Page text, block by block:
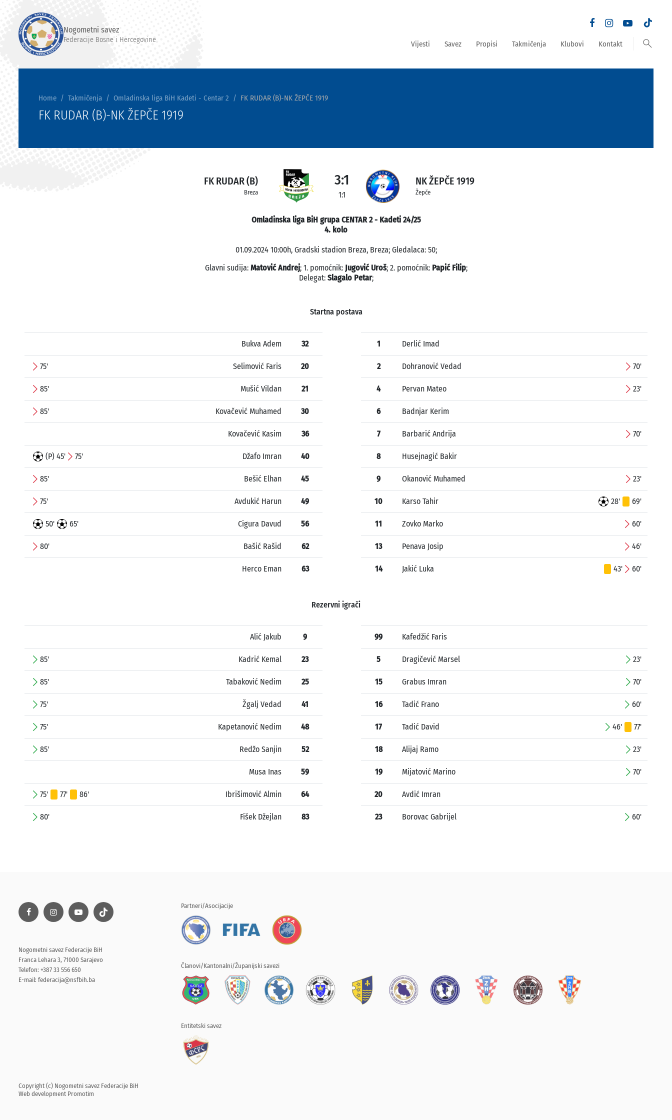
Nogometni savez
Federacije Bosne i Hercegovine Vijesti Savez Propisi Takmičenja Klubovi Kontakt search
Home Takmičenja Omladinska liga BiH Kadeti - Centar 2 FK RUDAR (B)-NK ŽEPČE 1919
FK RUDAR (B)-NK ŽEPČE 1919
FK RUDAR (B)
Breza
3:1
1:1
NK ŽEPČE 1919
Žepče
Omladinska liga BiH grupa CENTAR 2 - Kadeti 24/25
4. kolo
01.09.2024 10:00h, Gradski stadion Breza, Breza; Gledalaca: 50;
Glavni sudija: Matović Andrej; 1. pomoćnik: Jugović Uroš; 2. pomoćnik: Papić Filip;
Delegat: Slagalo Petar;
Startna postava
Bukva Adem 32
75' Selimović Faris 20
85' Mušić Vildan 21
85' Kovačević Muhamed 30
Kovačević Kasim 36
(P) 45' 75' Džafo Imran 40
85' Bešić Elhan 45
75' Avdukić Harun 49
50' 65' Cigura Davud 56
80' Bašić Rašid 62
Herco Eman 63
1 Derlić Imad
2 Dohranović Vedad 70'
4 Pervan Mateo 23'
6 Badnjar Kerim
7 Barbarić Andrija 70'
8 Husejnagić Bakir
9 Okanović Muhamed 23'
10 Karso Tahir 28' 69'
11 Zovko Marko 60'
13 Penava Josip 46'
14 Jakić Luka 43' 60'
Rezervni igrači
Alić Jakub 9
85' Kadrić Kemal 23
85' Tabaković Nedim 25
75' Žgalj Vedad 41
75' Kapetanović Nedim 48
85' Redžo Sanjin 52
Musa Inas 59
75' 77' 86' Ibrišimović Almin 64
80' Fišek Džejlan 83
99 Kafedžić Faris
5 Dragičević Marsel 23'
15 Grabus Imran 70'
16 Tadić Frano 60'
17 Tadić David 46' 77'
18 Alijaj Ramo 23'
19 Mijatović Marino 70'
20 Avdić Imran
23 Borovac Gabrijel 60'
Nogometni savez Federacije BiH
Franca Lehara 3, 71000 Sarajevo
Telefon: +387 33 556 650
E-mail: federacija@nsfbih.ba
Partneri/Asocijacije
Članovi/Kantonalni/Županijski savezi
Entitetski savez
Copyright (c) Nogometni savez Federacije BiH
Web development Promotim